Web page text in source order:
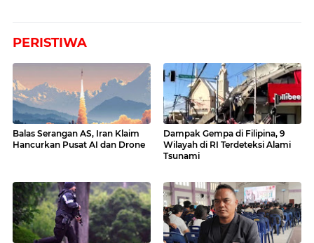
PERISTIWA
Balas Serangan AS, Iran Klaim
Hancurkan Pusat AI dan Drone
Dampak Gempa di Filipina, 9
Wilayah di RI Terdeteksi Alami
Tsunami